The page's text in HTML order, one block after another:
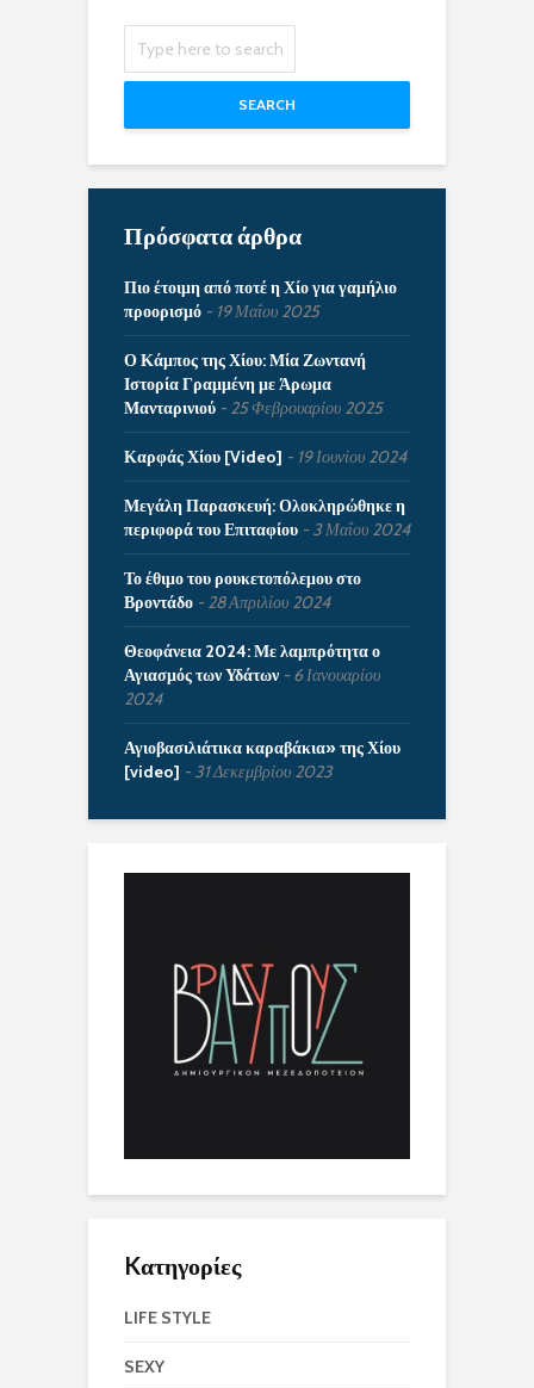
SEARCH
Πρόσφατα άρθρα
Πιο έτοιμη από ποτέ η Χίο για γαμήλιο
προορισμό
19 Μαΐου 2025
Ο Κάμπος της Χίου: Μία Ζωντανή
Ιστορία Γραμμένη με Άρωμα
Μανταρινιού
25 Φεβρουαρίου 2025
Καρφάς Χίου [Video] 19 Ιουνίου 2024
Μεγάλη Παρασκευή: Ολοκληρώθηκε η
περιφορά του Επιταφίου
3 Μαΐου 2024
Το έθιμο του ρουκετοπόλεμου στο
Βροντάδο
28 Απριλίου 2024
Θεοφάνεια 2024: Με λαμπρότητα ο
Αγιασμός των Υδάτων
6 Ιανουαρίου
2024
Αγιοβασιλιάτικα καραβάκια» της Χίου
[video]
31 Δεκεμβρίου 2023
Kατηγορίες
LIFE STYLE
SEXY